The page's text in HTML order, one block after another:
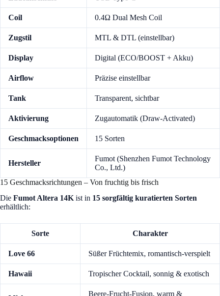
Coil 0.4Ω Dual Mesh Coil
Zugstil MTL & DTL (einstellbar)
Display Digital (ECO/BOOST + Akku)
Airflow Präzise einstellbar
Tank Transparent, sichtbar
Aktivierung Zugautomatik (Draw-Activated)
Geschmacksoptionen 15 Sorten
Hersteller
Fumot (Shenzhen Fumot Technology
Co., Ltd.)
15 Geschmacksrichtungen – Von fruchtig bis frisch
Die Fumot Altera 14Kist in 15 sorgfältig kuratierten Sorten
erhältlich:
Sorte Charakter
Love 66 Süßer Früchtemix, romantisch-verspielt
Hawaii Tropischer Cocktail, sonnig & exotisch
Beere-Frucht-Fusion, warm &